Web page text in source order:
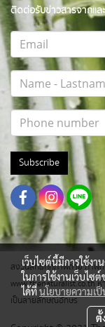
ติดต่อรับข่าวสารจากแล
Subscribe
สงวนสิทธิ์ทุกภาพถ่าย ภาพก
www.thenaturalist.co.th ห้
เป็นลายลักษณ์อักษร
เว็บไซต์นี้มีการใช้ง
ในการใช้งานเว็บไซ
ได้ที่นโยบายความเ
ตั้